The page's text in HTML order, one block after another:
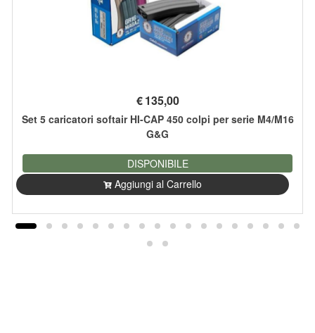
€135,00
Set 5 caricatori softair HI-CAP 450 colpi per serie M4/M16
G&G
DISPONIBILE
Aggiungi al Carrello